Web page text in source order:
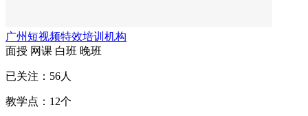
广州短视频特效培训机构
面授 网课 白班 晚班
已关注： 56人
教学点： 12个